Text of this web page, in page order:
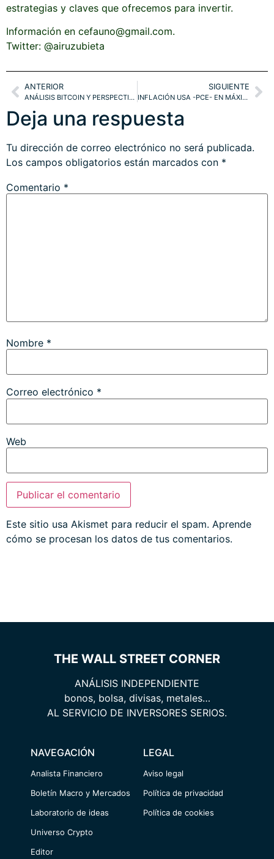
estrategias y claves que ofrecemos para invertir.
Información en cefauno@gmail.com.
Twitter: @airuzubieta
ANTERIOR
ANÁLISIS BITCOIN Y PERSPECTIVAS, ¿OPORTUNIDAD DE ORO?. ESTRATEGIAS
SIGUIENTE
INFLACIÓN USA -PCE- EN MÁXIMOS DE 40 AÑOS. ¿DÓLAR? BOLSAS.
Deja una respuesta
Tu dirección de correo electrónico no será publicada.
Los campos obligatorios están marcados con *
Comentario *
Nombre *
Correo electrónico *
Web
Este sitio usa Akismet para reducir el spam. Aprende
cómo se procesan los datos de tus comentarios.
THE WALL STREET CORNER
ANÁLISIS INDEPENDIENTE
bonos, bolsa, divisas, metales…
AL SERVICIO DE INVERSORES SERIOS.
NAVEGACIÓN
Analista Financiero
Boletín Macro y Mercados
Laboratorio de ideas
Universo Crypto
Editor
LEGAL
Aviso legal
Política de privacidad
Política de cookies